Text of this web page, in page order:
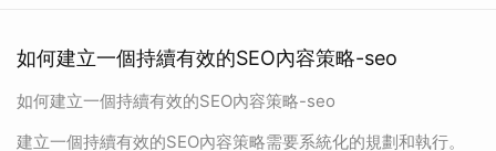
如何建立一個持續有效的SEO內容策略-seo
如何建立一個持續有效的SEO內容策略-seo
建立一個持續有效的SEO內容策略需要系統化的規劃和執行。